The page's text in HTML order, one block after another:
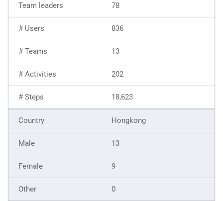
78
836
13
202
18,623
Hongkong
13
9
0